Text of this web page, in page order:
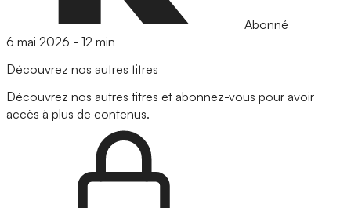
Abonné
6 mai 2026 - 12 min
Découvrez nos autres titres
Découvrez nos autres titres et abonnez-vous pour avoir
accès à plus de contenus.